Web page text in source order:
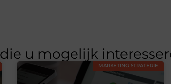
die u mogelijk
MARKETING STRATEGIE